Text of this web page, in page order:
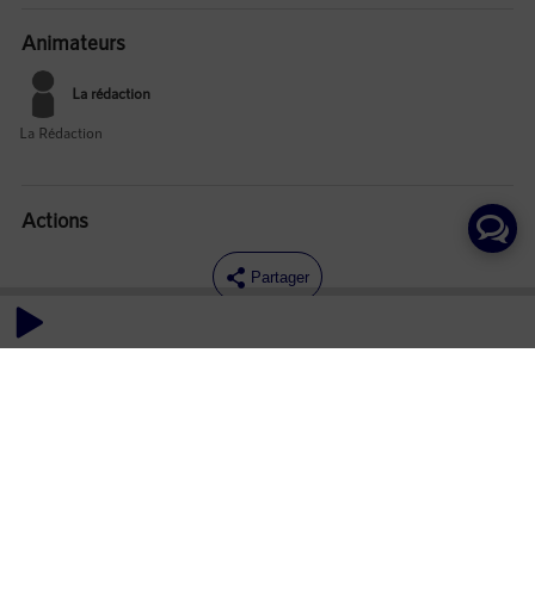
Animateurs
La rédaction
La Rédaction
Actions
Partager
Commentaires